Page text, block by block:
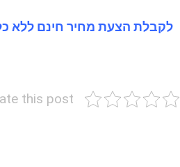
this post